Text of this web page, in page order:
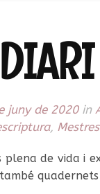
juny de 2020in
,
plena de vida i